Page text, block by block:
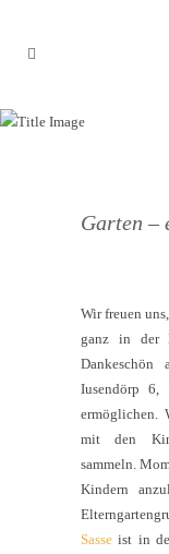
Garten –
Wir freuen
ganz in der
Iusendörp
ermöglichen.
mit den
sammeln.
Kindern
Sasseist in